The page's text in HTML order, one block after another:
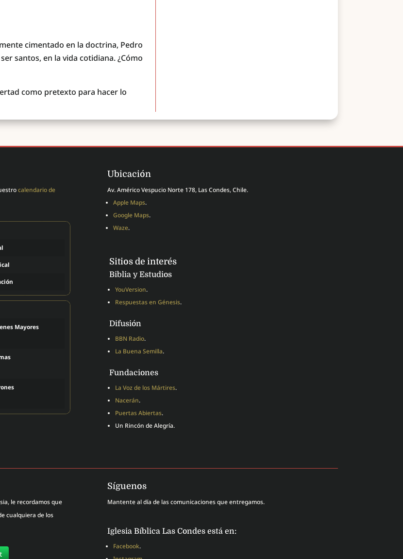
cimentado en la doctrina, Pedro
santos, en la vida cotidiana. ¿Cómo
como pretexto para hacer lo
calendario de
Mayores
Ubicación
Av. Américo Vespucio Norte 178, Las Condes, Chile.
Apple Maps.
Google Maps.
Waze.
Sitios de interés
Biblia y Estudios
YouVersion.
Respuestas en Génesis.
Difusión
BBN Radio.
La Buena Semilla.
Fundaciones
La Voz de los Mártires.
Nacerán.
Puertas Abiertas.
Un Rincón de Alegría.
le recordamos que
cualquiera de los
Síguenos
Mantente al día de las comunicaciones que entregamos.
Iglesia Bíblica Las Condes está en:
Facebook.